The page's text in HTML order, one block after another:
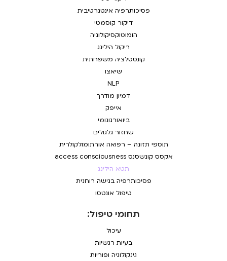
תחומי טיפול:
עיכול
בעיות רגשיות
גינקולוגיה ופוריות
פסיכותרפיה אינטגרטיבית
דיקור קוסמטי
הומוטוקסיקולוגיה
ריקול הילינג
קונסטלציה משפחתית
שיאצו
NLP
דמיון מודרך
אייפק
ביואורגונומי
שחזור גלגולים
תוספי תזונה – רפואה אורתומולקולרית
אקסס קונשסנס access consciousness
תטא הילינג
פסיכותרפיה בגישה רוחנית
טיפול אונטסו